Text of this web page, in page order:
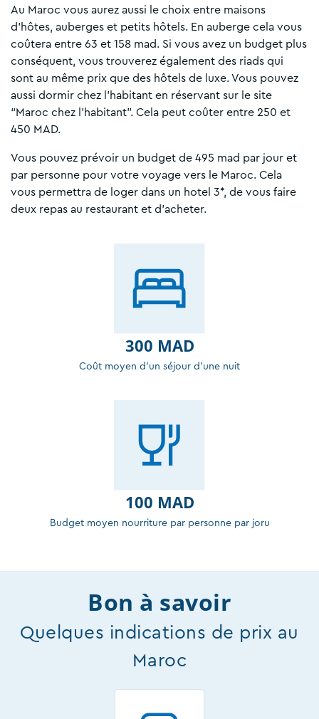
Au Maroc vous aurez aussi le choix entre maisons
d'hôtes, auberges et petits hôtels. En auberge cela vous
coûtera entre 63 et 158 mad. Si vous avez un budget plus
conséquent, vous trouverez également des riads qui
sont au même prix que des hôtels de luxe. Vous pouvez
aussi dormir chez l’habitant en réservant sur le site
“Maroc chez l'habitant”. Cela peut coûter entre 250 et
450 MAD.
Vous pouvez prévoir un budget de 495 mad par jour et
par personne pour votre voyage vers le Maroc. Cela
vous permettra de loger dans un hotel 3*, de vous faire
deux repas au restaurant et d’acheter.
300 MAD
Coût moyen d'un séjour d'une nuit
100 MAD
Budget moyen nourriture par personne par joru
Bon à savoir
Quelques indications de prix au
Maroc